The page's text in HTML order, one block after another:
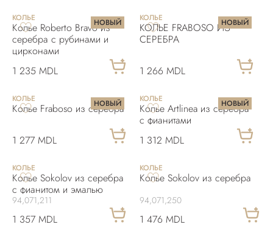
НОВЫЙ
КОЛЬЕ
Колье Roberto Bravo из
серебра с рубинами и
цирконами
1 235 MDL
НОВЫЙ
КОЛЬЕ
КОЛЬЕ FRABOSO ИЗ
СЕРЕБРА
1 266 MDL
НОВЫЙ
КОЛЬЕ
Колье Fraboso из серебра
1 277 MDL
НОВЫЙ
КОЛЬЕ
Колье Artlinea из серебра
с фианитами
1 312 MDL
КОЛЬЕ
Колье Sokolov из серебра
с фианитом и эмалью
94,071,211
1 357 MDL
КОЛЬЕ
Колье Sokolov из серебра
94,071,250
1 476 MDL